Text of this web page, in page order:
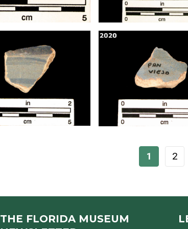
1 2
THE FLORIDA MUSEUM